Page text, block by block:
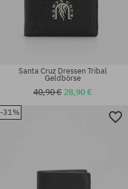
Santa Cruz Dressen Tribal
Geldbörse
40,90 € 28,90 €
-31%